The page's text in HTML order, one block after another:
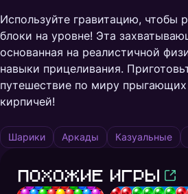
Используйте гравитацию, чтобы
блоки на уровне! Эта
основанная на реалистичной
навыки прицеливания.
путешествие по миру
кирпичей!
Шарики Аркады Казуальные
Похожие игры